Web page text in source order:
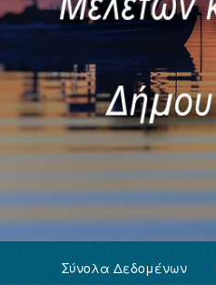
Σύνολα Δεδομένων